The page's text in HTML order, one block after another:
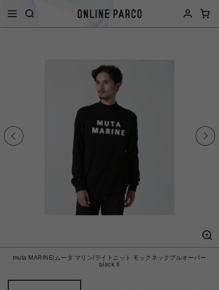
muta MARINE/ムータ マリン/ライトニット モックネックプルオーバー
black 6